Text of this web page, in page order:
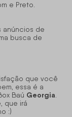
e Preto.
anúncios de
busca de
que você
essa é a
Baú Georgia.
que irá
:)